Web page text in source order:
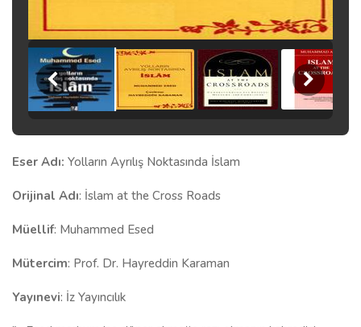
Eser Adı: Yolların Ayrılış Noktasında İslam
Orijinal Adı: İslam at the Cross Roads
Müellif: Muhammed Esed
Mütercim: Prof. Dr. Hayreddin Karaman
Yayınevi: İz Yayıncılık